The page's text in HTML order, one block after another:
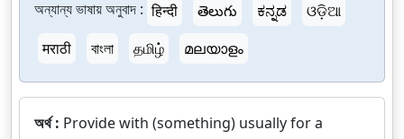
অন্যান্য ভাষায় অনুবাদ : हिन्दी తెలుగు ಕನ್ನಡ
ଓଡ଼ିଆ
मराठी
বাংলা தமிழ் മലയാളം
অর্থ : Provide with (something) usually for a